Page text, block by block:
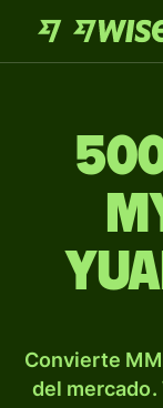
Convierte
del